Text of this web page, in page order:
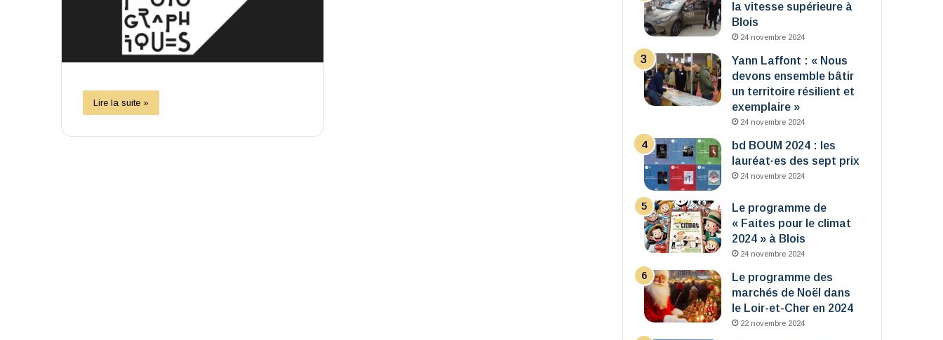
Lire la suite »
la vitesse supérieure à
Blois
24 novembre 2024
Yann Laffont : « Nous
devons ensemble bâtir
un territoire résilient et
exemplaire »
24 novembre 2024
bd BOUM 2024 : les
lauréat·es des sept prix
24 novembre 2024
Le programme de
« Faites pour le climat
2024 » à Blois
24 novembre 2024
Le programme des
marchés de Noël dans
le Loir-et-Cher en 2024
22 novembre 2024